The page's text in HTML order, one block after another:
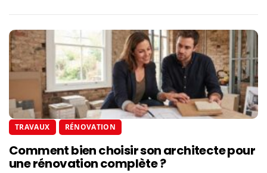
TRAVAUX RÉNOVATION
Comment bien choisir son architecte pour
une rénovation complète ?